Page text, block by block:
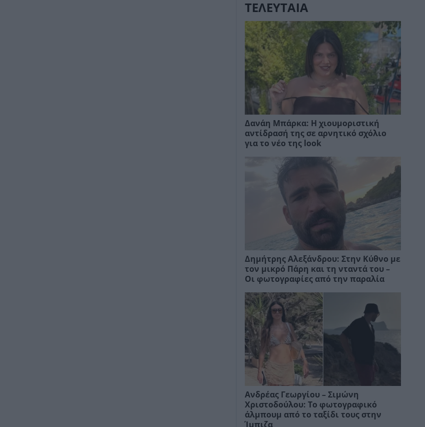
ΤΕΛΕΥΤΑΙΑ
Δανάη Μπάρκα: Η χιουμοριστική
αντίδρασή της σε αρνητικό σχόλιο
για το νέο της look
Δημήτρης Αλεξάνδρου: Στην Κύθνο με
τον μικρό Πάρη και τη νταντά του –
Οι φωτογραφίες από την παραλία
Ανδρέας Γεωργίου – Σιμώνη
Χριστοδούλου: Το φωτογραφικό
άλμπουμ από το ταξίδι τους στην
Ίμπιζα